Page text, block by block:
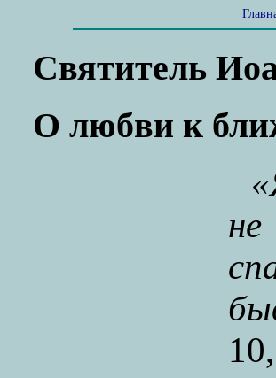
Святитель
О любви к
не